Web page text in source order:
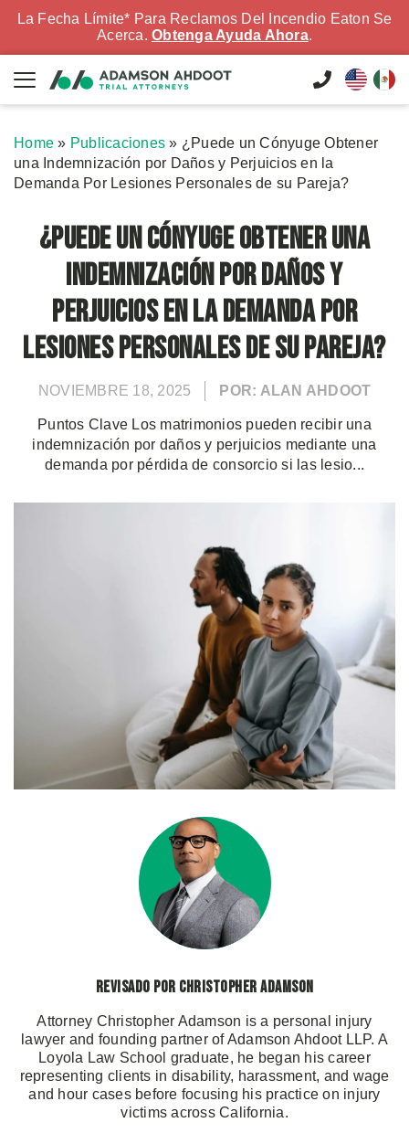
La Fecha Límite* Para Reclamos Del Incendio Eaton Se
Acerca. Obtenga Ayuda Ahora.
Home » Publicaciones » ¿Puede un Cónyuge Obtener
una Indemnización por Daños y Perjuicios en la
Demanda Por Lesiones Personales de su Pareja?
¿Puede un Cónyuge Obtener una
Indemnización por Daños y
Perjuicios en la Demanda Por
Lesiones Personales de su Pareja?
NOVIEMBRE 18, 2025 POR: ALAN AHDOOT
Puntos Clave Los matrimonios pueden recibir una
indemnización por daños y perjuicios mediante una
demanda por pérdida de consorcio si las lesio...
Revisado por Christopher Adamson
Attorney Christopher Adamson is a personal injury
lawyer and founding partner of Adamson Ahdoot LLP. A
Loyola Law School graduate, he began his career
representing clients in disability, harassment, and wage
and hour cases before focusing his practice on injury
victims across California.